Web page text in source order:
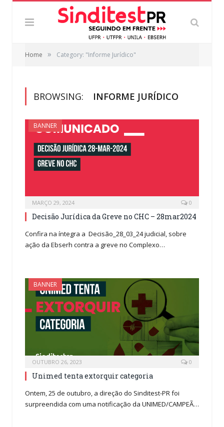
Home » Category: "Informe Jurídico"
BROWSING: INFORME JURÍDICO
BANNER
MARÇO 29, 2024 0
Decisão Jurídica da Greve no CHC – 28mar2024
Confira na íntegra a Decisão_28_03_24 judicial, sobre
ação da Ebserh contra a greve no Complexo…
BANNER
OUTUBRO 26, 2023 0
Unimed tenta extorquir categoria
Ontem, 25 de outubro, a direção do Sinditest-PR foi
surpreendida com uma notificação da UNIMED/CAMPEÃ…